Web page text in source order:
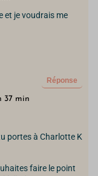
et je voudrais me
Réponse
37 min
portes à Charlotte K
faire le point